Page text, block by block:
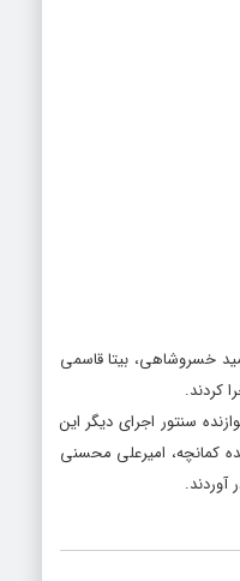
خسروشاهی، بیتا قاسمی
کردند.
سنتور اجرای دیگر این
کمانچه، امیرعلی محسنی
آوردند.